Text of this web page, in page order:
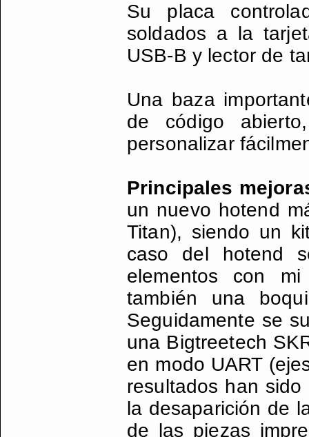
Su placa
soldados a la
USB-B y lector de
Una baza
de código
personalizar
Principales
un nuevo hotend
Titan), siendo un
caso del hotend
elementos con
también una
Seguidamente se
una Bigtreetech
en modo UART
resultados han
la desaparición de
de las piezas